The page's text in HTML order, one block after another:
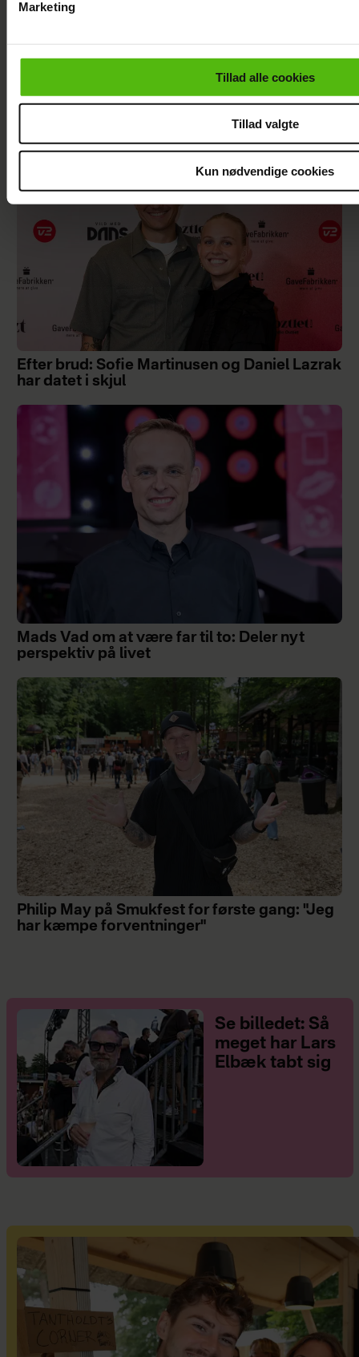
cookiepolitik.
Marketing
Tillad alle cookies
Tillad valgte
Kun nødvendige cookies
Peter Qvortrup Geisling røber
fremtidsplaner: Håber at få det igennem
Efter brud: Sofie Martinusen og Daniel Lazrak
har datet i skjul
Mads Vad om at være far til to: Deler nyt
perspektiv på livet
Philip May på Smukfest for første gang: "Jeg
har kæmpe forventninger"
Se billedet: Så
meget har Lars
Elbæk tabt sig